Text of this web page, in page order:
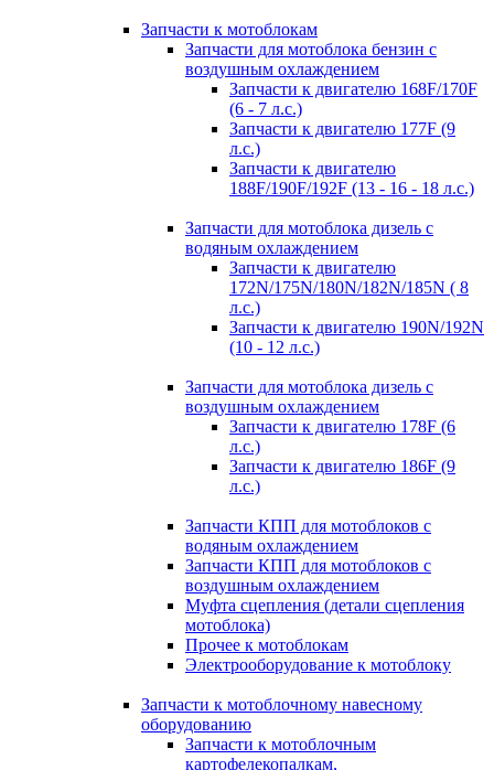
Запчасти к мотоблокам
Запчасти для мотоблока бензин с
воздушным охлаждением
Запчасти к двигателю 168F/170F
(6 - 7 л.с.)
Запчасти к двигателю 177F (9
л.с.)
Запчасти к двигателю
188F/190F/192F (13 - 16 - 18 л.с.)
Запчасти для мотоблока дизель с
водяным охлаждением
Запчасти к двигателю
172N/175N/180N/182N/185N ( 8
л.с.)
Запчасти к двигателю 190N/192N
(10 - 12 л.с.)
Запчасти для мотоблока дизель с
воздушным охлаждением
Запчасти к двигателю 178F (6
л.с.)
Запчасти к двигателю 186F (9
л.с.)
Запчасти КПП для мотоблоков с
водяным охлаждением
Запчасти КПП для мотоблоков с
воздушным охлаждением
Муфта сцепления (детали сцепления
мотоблока)
Прочее к мотоблокам
Электрооборудование к мотоблоку
Запчасти к мотоблочному навесному
оборудованию
Запчасти к мотоблочным
картофелекопалкам,